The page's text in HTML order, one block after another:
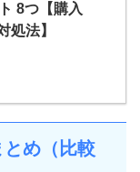
8つ【購入
処法】
め（比較